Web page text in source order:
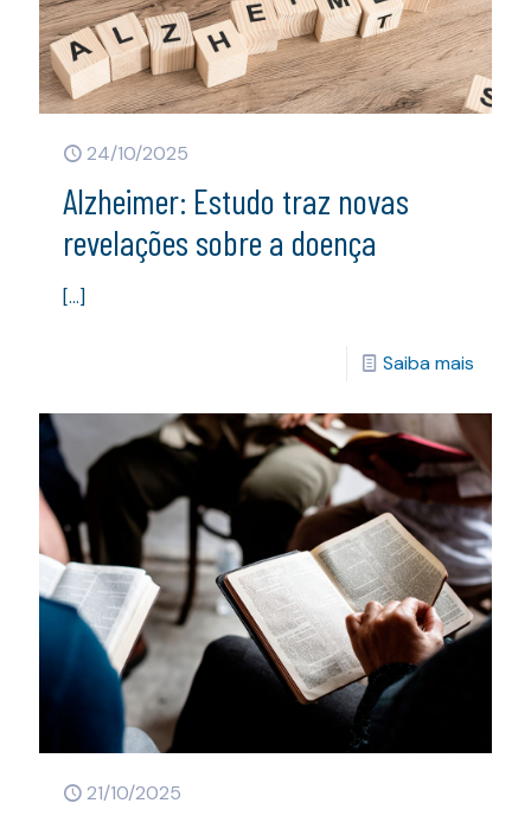
24/10/2025
Alzheimer: Estudo traz novas
revelações sobre a doença
[…]
Saiba mais
21/10/2025